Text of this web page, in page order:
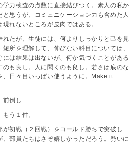
学力検査の点数に直接結びつく。素人の私か
と思うが、コミュニケーション力も含めた人
れないところが皮肉ではある。
たが、生徒には、何よりしっかりと己を見
所を理解して、伸びない科目については、
には結果は出ないが、何か気づくことがある
のも良し。人に聞くのも良し。若さは底のな
、日々目いっぱい使うように。Make it
倒し
う１件。
初戦（２回戦）をコールド勝ちで突破し
、部員たちはさぞ嬉しかっただろう。勢いに